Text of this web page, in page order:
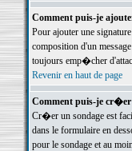
Comment puis-je
Pour ajouter une
composition d'un
toujours emp�cher
Revenir en haut de page
Comment puis-je cr�er
Cr�er un sondage est
dans le formulaire en
pour le sondage et au